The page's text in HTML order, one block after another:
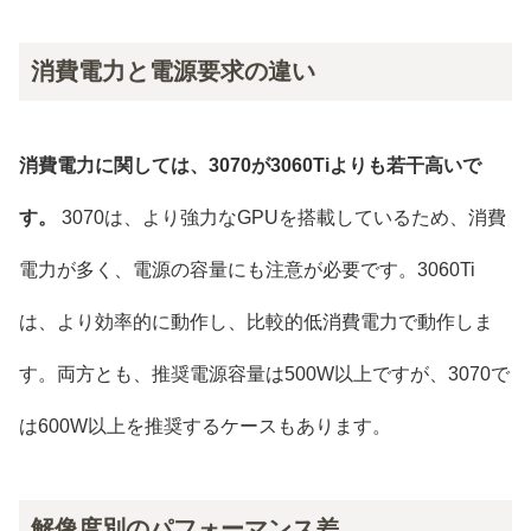
消費電力と電源要求の違い
消費電力に関しては、3070が3060Tiよりも若干高いで
す。 3070は、より強力なGPUを搭載しているため、消費
電力が多く、電源の容量にも注意が必要です。3060Ti
は、より効率的に動作し、比較的低消費電力で動作しま
す。両方とも、推奨電源容量は500W以上ですが、3070で
は600W以上を推奨するケースもあります。